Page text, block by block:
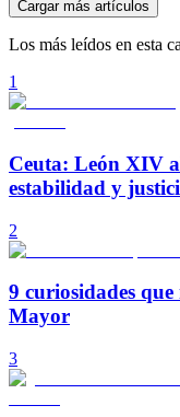
Cargar más artículos
Los más leídos en esta
1
Ceuta: León XIV
estabilidad y
2
9 curiosidades
Mayor
3